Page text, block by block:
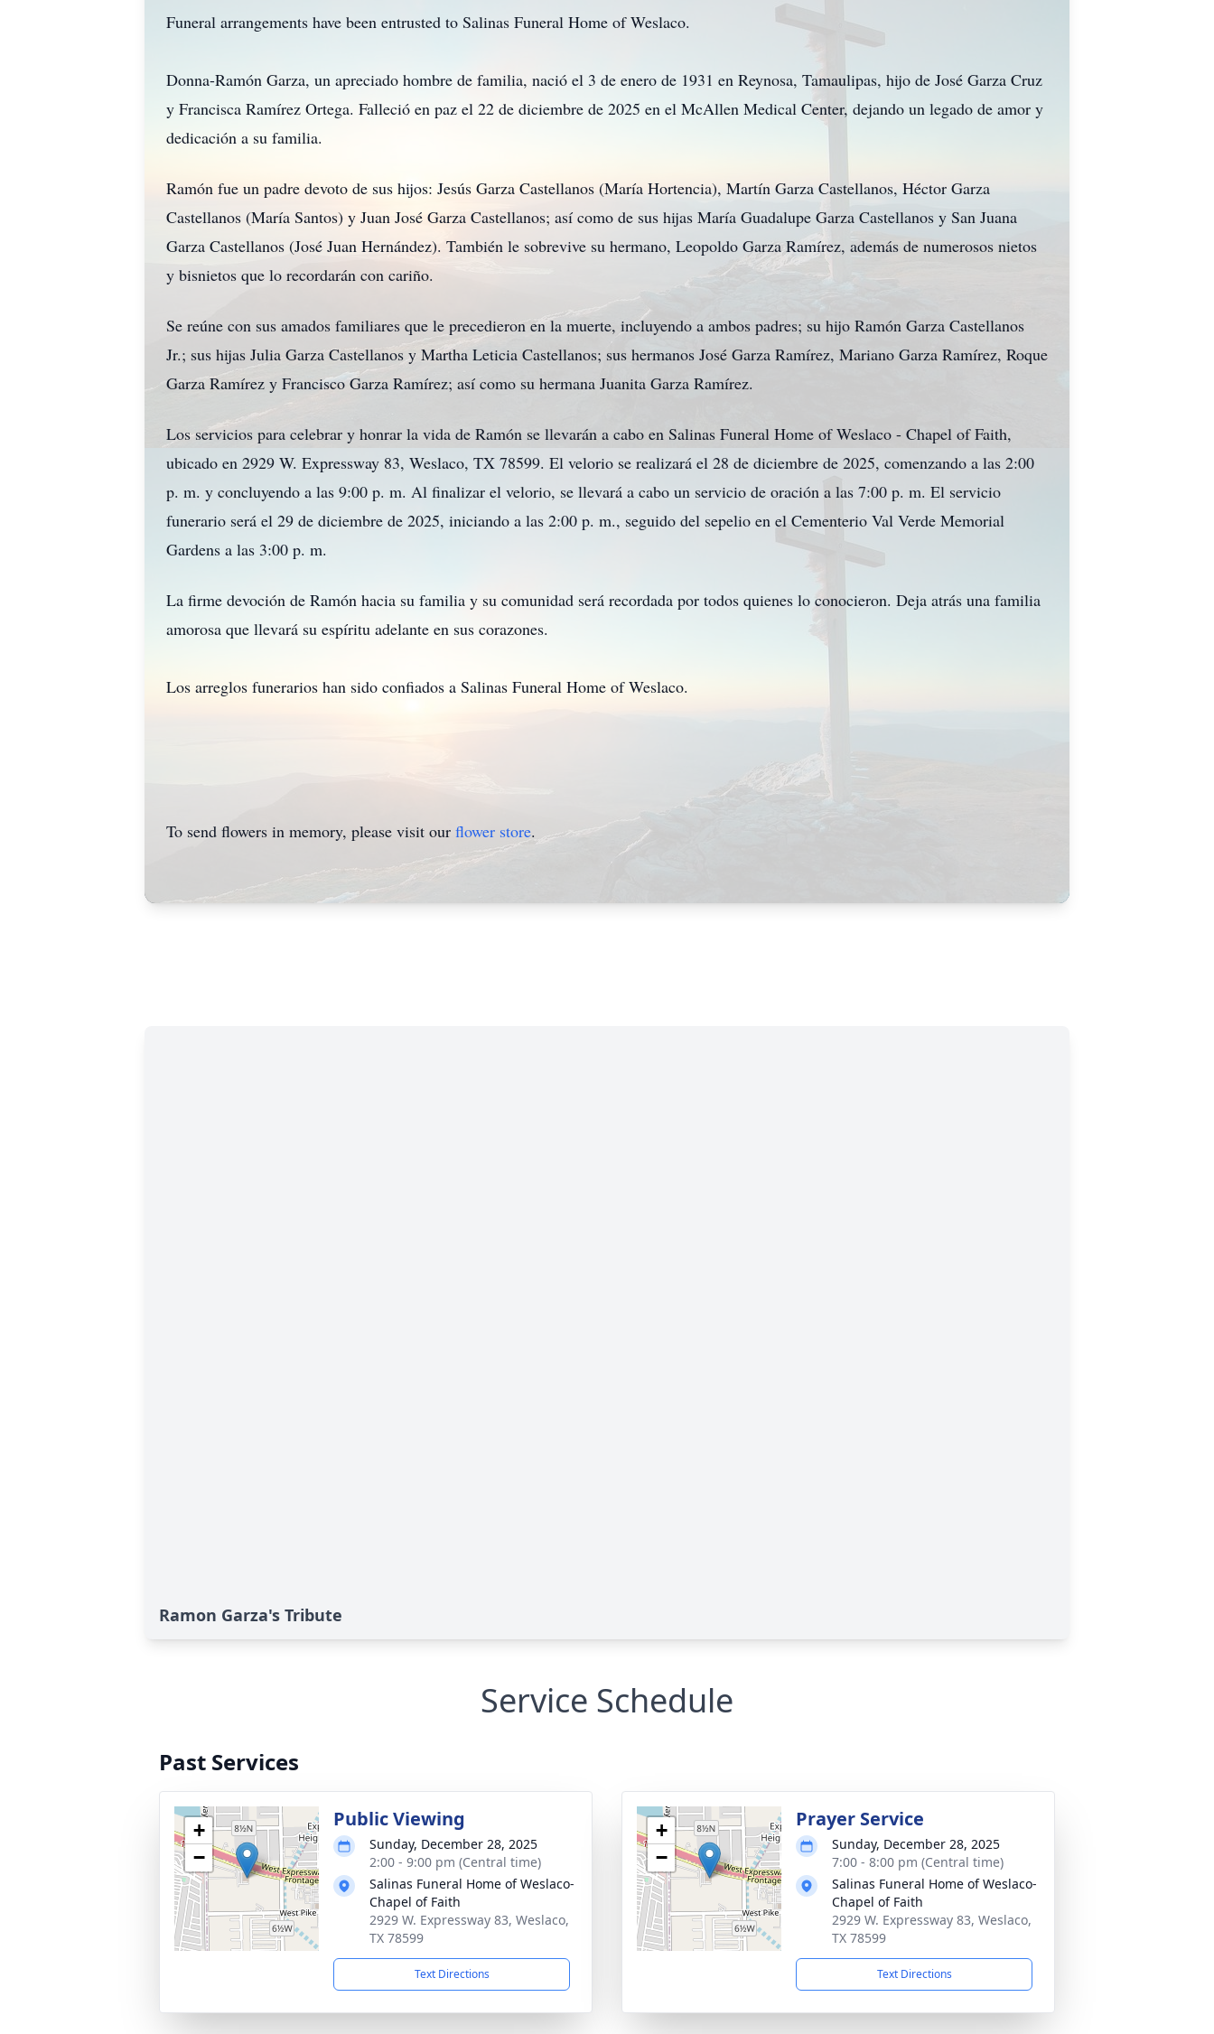
Funeral arrangements have been entrusted to Salinas Funeral Home of Weslaco.
Donna-Ramón Garza, un apreciado hombre de familia, nació el 3 de enero de 1931 en Reynosa, Tamaulipas, hijo de José Garza Cruz
y Francisca Ramírez Ortega. Falleció en paz el 22 de diciembre de 2025 en el McAllen Medical Center, dejando un legado de amor y
dedicación a su familia.
Ramón fue un padre devoto de sus hijos: Jesús Garza Castellanos (María Hortencia), Martín Garza Castellanos, Héctor Garza
Castellanos (María Santos) y Juan José Garza Castellanos; así como de sus hijas María Guadalupe Garza Castellanos y San Juana
Garza Castellanos (José Juan Hernández). También le sobrevive su hermano, Leopoldo Garza Ramírez, además de numerosos nietos
y bisnietos que lo recordarán con cariño.
Se reúne con sus amados familiares que le precedieron en la muerte, incluyendo a ambos padres; su hijo Ramón Garza Castellanos
Jr.; sus hijas Julia Garza Castellanos y Martha Leticia Castellanos; sus hermanos José Garza Ramírez, Mariano Garza Ramírez, Roque
Garza Ramírez y Francisco Garza Ramírez; así como su hermana Juanita Garza Ramírez.
Los servicios para celebrar y honrar la vida de Ramón se llevarán a cabo en Salinas Funeral Home of Weslaco - Chapel of Faith,
ubicado en 2929 W. Expressway 83, Weslaco, TX 78599. El velorio se realizará el 28 de diciembre de 2025, comenzando a las 2:00
p. m. y concluyendo a las 9:00 p. m. Al finalizar el velorio, se llevará a cabo un servicio de oración a las 7:00 p. m. El servicio
funerario será el 29 de diciembre de 2025, iniciando a las 2:00 p. m., seguido del sepelio en el Cementerio Val Verde Memorial
Gardens a las 3:00 p. m.
La firme devoción de Ramón hacia su familia y su comunidad será recordada por todos quienes lo conocieron. Deja atrás una familia
amorosa que llevará su espíritu adelante en sus corazones.
Los arreglos funerarios han sido confiados a Salinas Funeral Home of Weslaco.
To send flowers in memory, please visit our flower store.
Ramon Garza's Tribute
Service Schedule
Past Services
+
−
Public Viewing
Sunday, December 28, 2025
2:00 - 9:00 pm (Central time)
Salinas Funeral Home of Weslaco-
Chapel of Faith
2929 W. Expressway 83, Weslaco,
TX 78599
Text Directions
+
−
Prayer Service
Sunday, December 28, 2025
7:00 - 8:00 pm (Central time)
Salinas Funeral Home of Weslaco-
Chapel of Faith
2929 W. Expressway 83, Weslaco,
TX 78599
Text Directions